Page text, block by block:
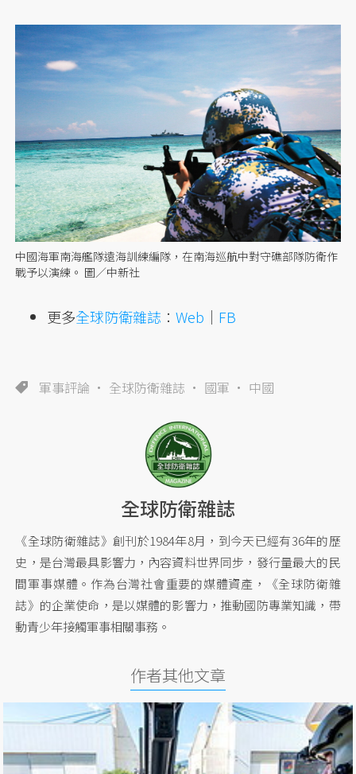
中國海軍南海艦隊遠海訓練編隊，在南海巡航中對守礁部隊防衛作
戰予以演練。 圖／中新社
更多全球防衛雜誌 ：Web ｜ FB
軍事評論 全球防衛雜誌 國軍 中國
全球防衛雜誌
《全球防衛雜誌》創刊於1984年8月，到今天已經有36年的歷
史，是台灣最具影響力，內容資料世界同步，發行量最大的民
間軍事媒體。作為台灣社會重要的媒體資產，《全球防衛雜
誌》的企業使命，是以媒體的影響力，推動國防專業知識，帶
動青少年接觸軍事相關事務。
作者其他文章